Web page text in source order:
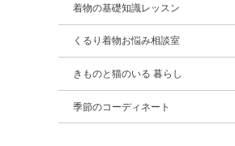
着物の基礎知識レッスン
くるり着物お悩み相談室
きものと猫のいる 暮らし
季節のコーディネート